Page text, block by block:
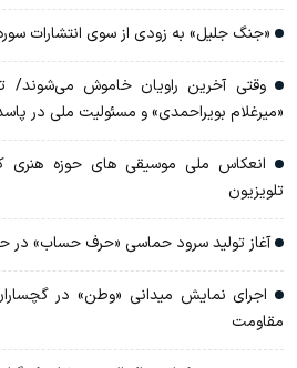
«جنگ جلیل» به زودی از سوی انتشارات
وقتی آخرین راویان خاموش می‌شوند/
«میرغلام بویراحمدی» و مسئولیت ملی در
انعکاس ملی موسیقی های حوزه هنری
تلویزیون
آغاز تولید سرود حماسی «حرف حساب» در
اجرای نمایش میدانی «وطن» در
مقاومت